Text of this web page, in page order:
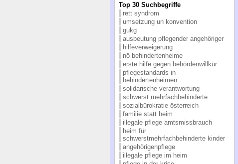
Top 30 Suchbegriffe
rett syndrom
umsetzung un konvention
gukg
ausbeutung pflegender angehöriger
hilfeverweigerung
nö behindertenheime
erste hilfe gegen behördenwillkür
pflegestandards in
behindertenheimen
solidarische verantwortung
schwerst mehrfachbehinderte
sozialbürokratie österreich
familie statt heim
illegale pflege amtsmissbrauch
heim für
schwerstmehrfachbehinderte kinder
angehörigenpflege
illegale pflege im heim